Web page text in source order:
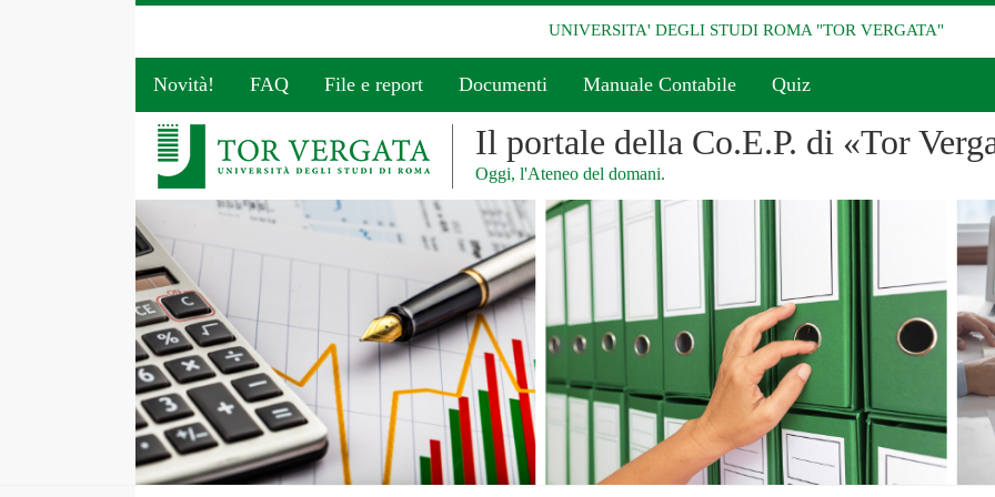
UNIVERSITA' DEGLI STUDI ROMA "TOR VERGATA"
Novità! FAQ File e report Documenti Manuale Contabile Quiz
Il portale della Co.E.P. di «Tor
Oggi, l'Ateneo del domani.